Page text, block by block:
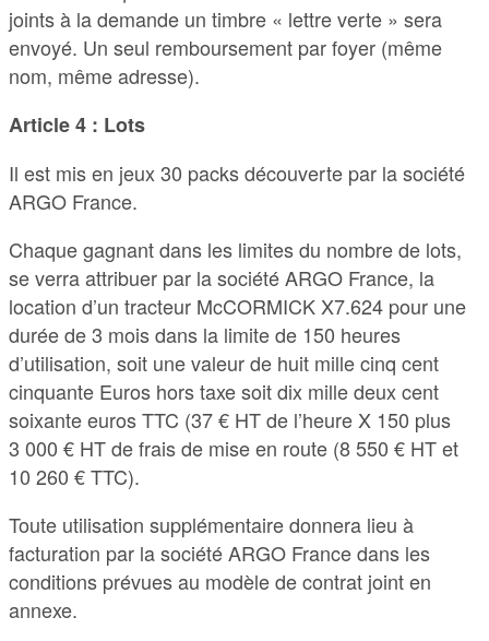
joints à la demande un timbre « lettre verte » sera
envoyé. Un seul remboursement par foyer (même
nom, même adresse).
Article 4 : Lots
Il est mis en jeux 30 packs découverte par la société
ARGO France.
Chaque gagnant dans les limites du nombre de lots,
se verra attribuer par la société ARGO France, la
location d’un tracteur McCORMICK X7.624 pour une
durée de 3 mois dans la limite de 150 heures
d’utilisation, soit une valeur de huit mille cinq cent
cinquante Euros hors taxe soit dix mille deux cent
soixante euros TTC (37 € HT de l’heure X 150 plus
3 000 € HT de frais de mise en route (8 550 € HT et
10 260 € TTC).
Toute utilisation supplémentaire donnera lieu à
facturation par la société ARGO France dans les
conditions prévues au modèle de contrat joint en
annexe.